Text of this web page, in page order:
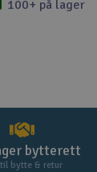
100+ på lager
bytterett
til bytte & retur